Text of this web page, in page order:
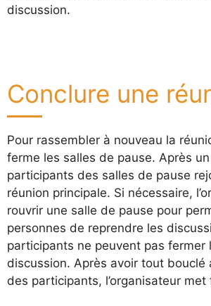
discussion.
Conclure une
Pour rassembler à nouveau la
ferme les salles de pause. Après
participants des salles de pause
réunion principale. Si nécessaire,
rouvrir une salle de pause pour
personnes de reprendre les
participants ne peuvent pas fermer
discussion. Après avoir tout bouclé
des participants, l’organisateur